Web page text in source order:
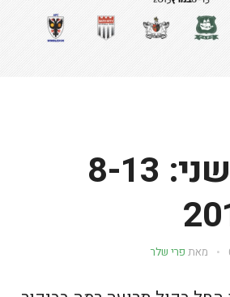
המסע השני: 8-13
מאת פרי שלר